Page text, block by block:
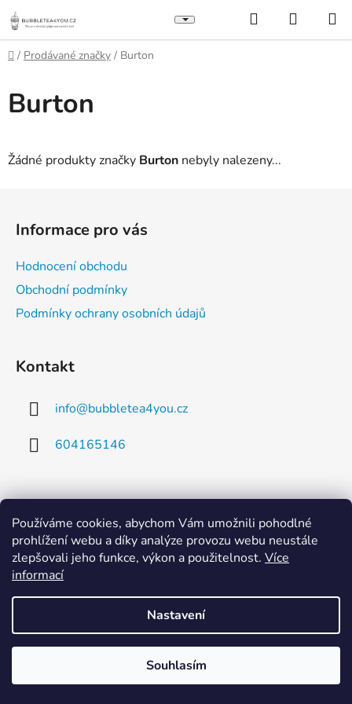
Používáme cookies, abychom Vám umožnili pohodlné
prohlížení webu a díky analýze provozu webu neustále
zlepšovali jeho funkce, výkon a použitelnost. Více
informací
Nastavení
Souhlasím
Přejít
na
obsah
Hledat
KOŠÍK
Domů
/ Prodávané značky / Burton
Burton
Žádné produkty značky Burton nebyly nalezeny...
Informace pro vás
Hodnocení obchodu
Obchodní podmínky
Podmínky ochrany osobních údajů
Kontakt
info@bubbletea4you.cz
604165146
Vytvořil Shoptet
Copyright 2026